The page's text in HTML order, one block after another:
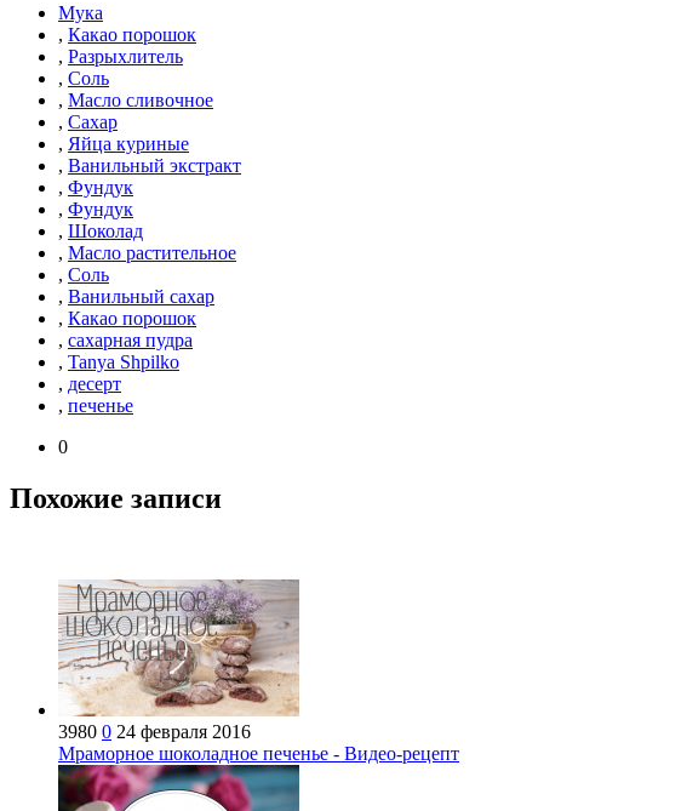
Мука
, Какао порошок
, Разрыхлитель
, Соль
, Масло сливочное
, Сахар
, Яйца куриные
, Ванильный экстракт
, Фундук
, Фундук
, Шоколад
, Масло растительное
, Соль
, Ванильный сахар
, Какао порошок
, сахарная пудра
, Tanya Shpilko
, десерт
, печенье
0
Похожие записи
3980 0 24 февраля 2016
Мраморное шоколадное печенье - Видео-рецепт